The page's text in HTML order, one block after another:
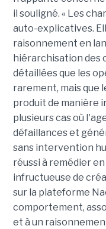
il souligné. « Les
auto-explicatives.
raisonnement en
hiérarchisation des
détaillées que les
rarement, mais que
produit de manière
plusieurs cas où
défaillances et
sans intervention
réussi à remédier
infructueuse de
sur la plateforme
comportement,
et à un